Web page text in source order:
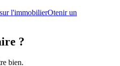
l'immobilierOtenir un
?
bien.